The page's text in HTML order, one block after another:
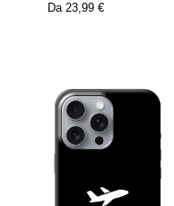
Da 23,99 €